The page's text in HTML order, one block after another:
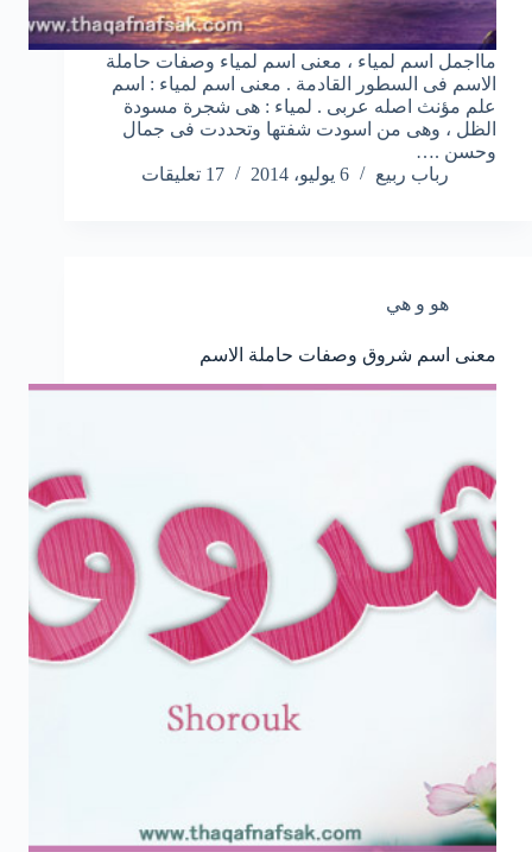
مااجمل اسم لمياء ، معنى اسم لمياء وصفات حاملة
الاسم فى السطور القادمة . معنى اسم لمياء : اسم
علم مؤنث اصله عربى . لمياء : هى شجرة مسودة
الظل ، وهى من اسودت شفتها وتحددت فى جمال
وحسن .…
رباب ربيع
6 يوليو، 2014 17 تعليقات
هو و هي
معنى اسم شروق وصفات حاملة الاسم